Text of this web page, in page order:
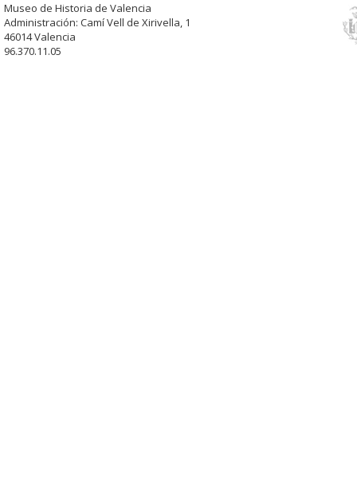
Museo de Historia de Valencia
Administración: Camí Vell de Xirivella, 1
46014 Valencia
96.370.11.05